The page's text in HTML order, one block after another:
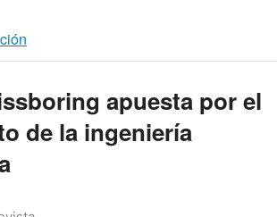
apuesta por el
de la ingeniería